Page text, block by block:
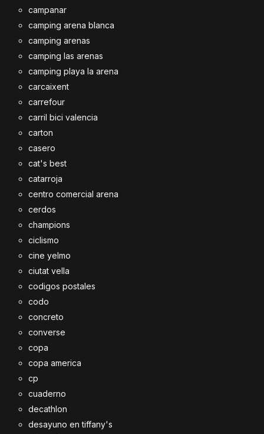
campanar
camping arena blanca
camping arenas
camping las arenas
camping playa la arena
carcaixent
carrefour
carril bici valencia
carton
casero
cat's best
catarroja
centro comercial arena
cerdos
champions
ciclismo
cine yelmo
ciutat vella
codigos postales
codo
concreto
converse
copa
copa america
cp
cuaderno
decathlon
desayuno en tiffany's